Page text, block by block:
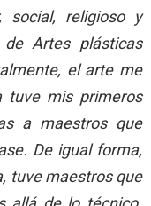
social, religioso y
Artes plásticas
el arte me
tuve mis primeros
a maestros que
De igual forma,
tuve maestros que